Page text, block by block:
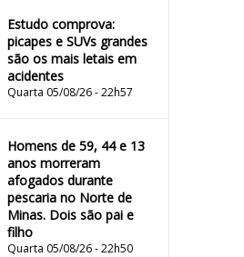
Estudo comprova:
picapes e SUVs grandes
são os mais letais em
acidentes
Quarta 05/08/26 - 22h57
Homens de 59, 44 e 13
anos morreram
afogados durante
pescaria no Norte de
Minas. Dois são pai e
filho
Quarta 05/08/26 - 22h50